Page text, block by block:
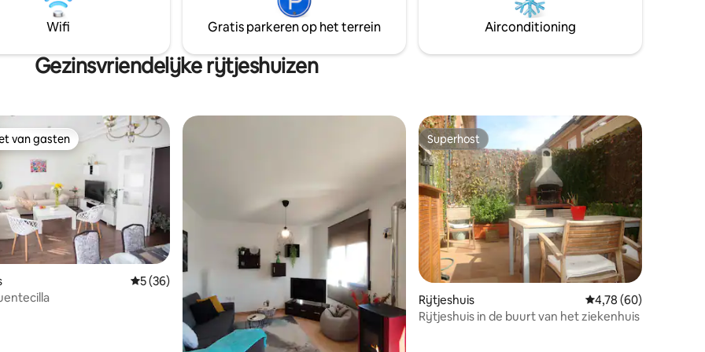
Wifi Gratis parkeren op het terrein Airconditioning
Gezinsvriendelijke rijtjeshuizen
van gasten
van gasten
Gemiddelde beoordeling van 5 uit 5, 36 recensies
5 (36)
Superhost
Superhost
Rijtjeshuis Gemiddelde
4,78 (60)
Rijtjeshuis in de buurt van het ziekenhuis